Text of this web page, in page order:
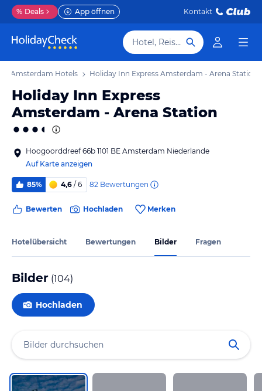
% Deals App öffnen Kontakt
Hotel, Reiseziel
Amsterdam Hotels Holiday Inn Express Amsterdam - Arena Station
Holiday Inn Express
Amsterdam - Arena Station
Hoogoorddreef 66b 1101 BE Amsterdam Niederlande
Auf Karte anzeigen
85% 4,6 / 6 82 Bewertungen
Bewerten Hochladen Merken
Hotelübersicht Bewertungen Bilder Fragen
Bilder (104)
Hochladen